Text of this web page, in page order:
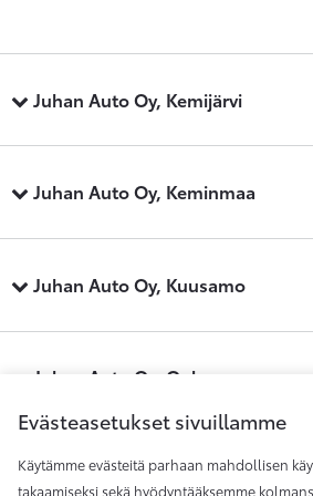
Juhan Auto Oy, Kemijärvi
Juhan Auto Oy, Keminmaa
Juhan Auto Oy, Kuusamo
Juhan Auto Oy, Oulu
Juhan Auto Oy, Raahe
Evästeasetukset sivuillamme
Käytämme evästeitä parhaan mahdollisen
takaamiseksi sekä hyödyntääksemme